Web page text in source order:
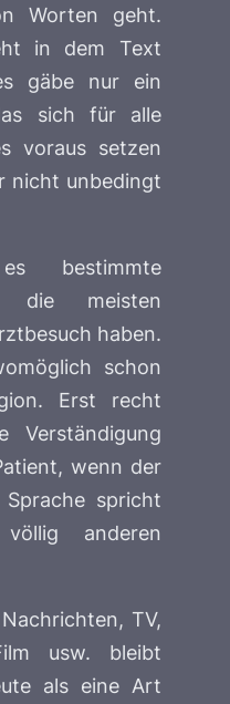
Worten geht.
in dem Text
gäbe nur ein
sich für alle
voraus setzen
nicht unbedingt
bestimmte
die meisten
haben.
schon
Erst recht
Verständigung
wenn der
spricht
anderen
TV,
usw. bleibt
als eine Art